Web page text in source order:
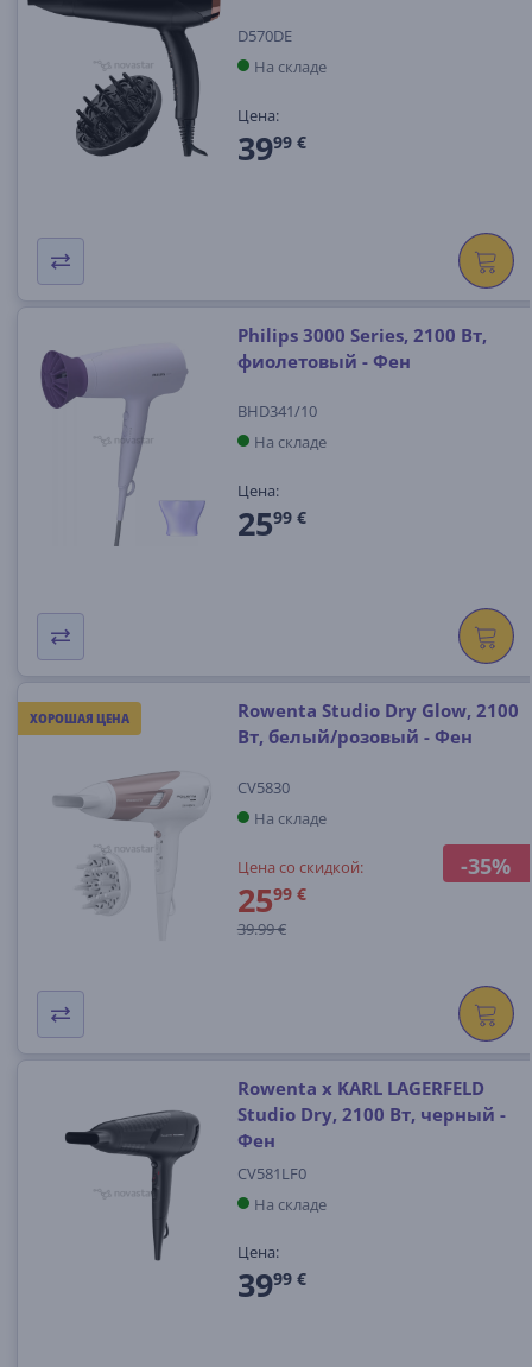
D570DE
На складе
Цена:
3999 €
Philips 3000 Series, 2100 Вт,
фиолетовый - Фен
BHD341/10
На складе
Цена:
2599 €
ХОРОШАЯ ЦЕНА
-35%
Rowenta Studio Dry Glow, 2100
Вт, белый/розовый - Фен
CV5830
На складе
Цена со скидкой:
2599 €
39.99 €
Rowenta x KARL LAGERFELD
Studio Dry, 2100 Вт, черный -
Фен
CV581LF0
На складе
Цена:
3999 €